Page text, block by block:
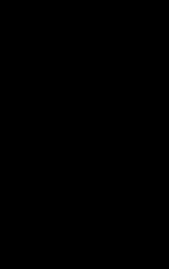
быстро оформить.
Результат превзошёл